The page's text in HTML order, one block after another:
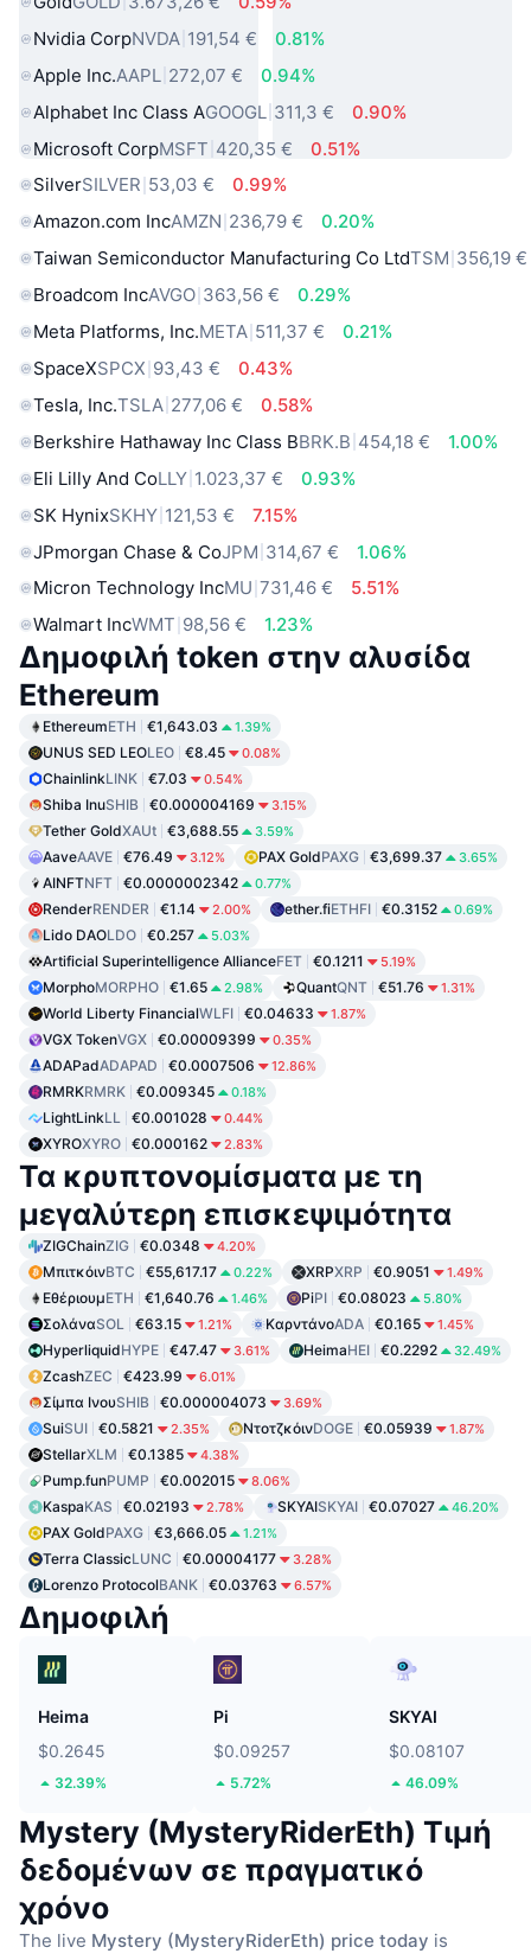
Nvidia CorpNVDA 191,54 €
0.81%
Apple Inc.AAPL 272,07 €
0.94%
Alphabet Inc Class AGOOGL 311,3 €
0.90%
Microsoft CorpMSFT 420,35 €
0.51%
SilverSILVER 53,03 €
0.99%
Amazon.com IncAMZN 236,79 €
0.20%
Taiwan Semiconductor Manufacturing Co LtdTSM 356,19 €
Broadcom IncAVGO 363,56 €
0.29%
Meta Platforms, Inc.META 511,37 €
0.21%
SpaceXSPCX 93,43 €
0.43%
Tesla, Inc.TSLA 277,06 €
0.58%
Berkshire Hathaway Inc Class BBRK.B 454,18 €
1.00%
Eli Lilly And CoLLY 1.023,37 €
0.93%
SK HynixSKHY 121,53 €
7.15%
JPmorgan Chase & CoJPM 314,67 €
1.06%
Micron Technology IncMU 731,46 €
5.51%
Walmart IncWMT 98,56 € 1.23%
Δημοφιλή token στην αλυσίδα
Ethereum
EthereumETH €1,643.03 1.39%
UNUS SED LEOLEO €8.45 0.08%
ChainlinkLINK €7.03 0.54%
Shiba InuSHIB €0.000004169 3.15%
Tether GoldXAUt €3,688.55 3.59%
AaveAAVE €76.49 3.12% PAX GoldPAXG €3,699.37 3.65%
AINFTNFT €0.0000002342 0.77%
RenderRENDER €1.14 2.00% ether.fiETHFI €0.3152 0.69%
Lido DAOLDO €0.257 5.03%
Artificial Superintelligence AllianceFET €0.1211 5.19%
MorphoMORPHO €1.65 2.98% QuantQNT €51.76 1.31%
World Liberty FinancialWLFI €0.04633 1.87%
VGX TokenVGX €0.00009399 0.35%
ADAPadADAPAD €0.0007506 12.86%
RMRKRMRK €0.009345 0.18%
LightLinkLL €0.001028 0.44%
XYROXYRO €0.000162 2.83%
Τα κρυπτονομίσματα με τη
μεγαλύτερη επισκεψιμότητα
ZIGChainZIG €0.0348 4.20%
ΜπιτκόινBTC €55,617.17 0.22% XRPXRP €0.9051 1.49%
ΕθέριουμETH €1,640.76 1.46% PiPI €0.08023 5.80%
ΣολάναSOL €63.15 1.21% ΚαρντάνοADA €0.165 1.45%
HyperliquidHYPE €47.47 3.61% HeimaHEI €0.2292 32.49%
ZcashZEC €423.99 6.01%
Σίμπα ΙνουSHIB €0.000004073 3.69%
SuiSUI €0.5821 2.35% ΝτοτζκόινDOGE €0.05939 1.87%
StellarXLM €0.1385 4.38%
Pump.funPUMP €0.002015 8.06%
KaspaKAS €0.02193 2.78% SKYAISKYAI €0.07027 46.20%
PAX GoldPAXG €3,666.05 1.21%
Terra ClassicLUNC €0.00004177 3.28%
Lorenzo ProtocolBANK €0.03763 6.57%
Δημοφιλή
Heima
$0.2645
32.39%
Pi
$0.09257
5.72%
SKYAI
$0.08107
46.09%
Mystery (MysteryRiderEth) Τιμή
δεδομένων σε πραγματικό
χρόνο
The live Mystery (MysteryRiderEth) price today is